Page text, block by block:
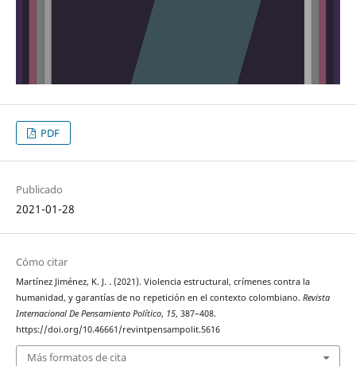
PDF
Publicado
2021-01-28
Cómo citar
Martínez Jiménez, K. J. . (2021). Violencia estructural, crímenes contra la
humanidad, y garantías de no repetición en el contexto colombiano. Revista
Internacional De Pensamiento Político, 15, 387–408.
https://doi.org/10.46661/revintpensampolit.5616
Más formatos de cita